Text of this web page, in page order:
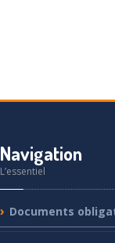
Navigation
L’essentiel
Documents